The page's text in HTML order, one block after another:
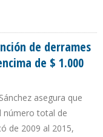
de derrames
de $ 1.000
asegura que
número total de
de 2009 al 2015,